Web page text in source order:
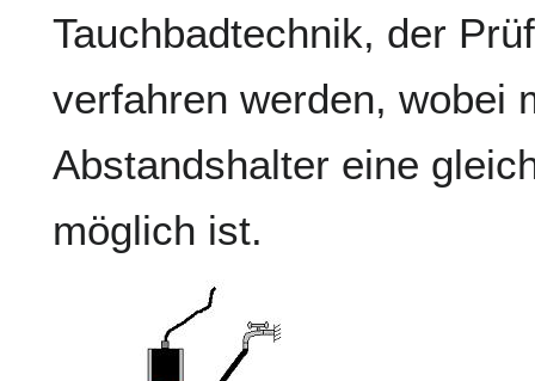
Tauchbadtechnik, der
verfahren werden, wobei
Abstandshalter eine
möglich ist.